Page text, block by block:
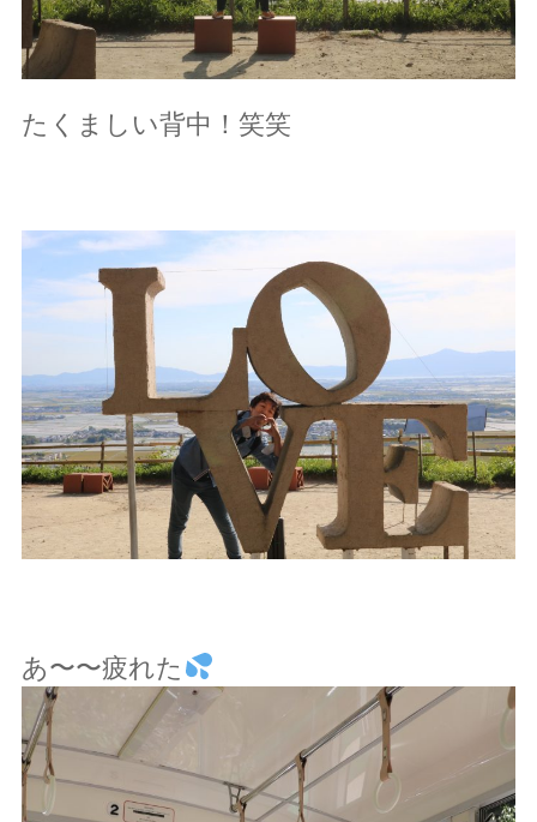
たくましい背中！笑笑
あ〜〜疲れた